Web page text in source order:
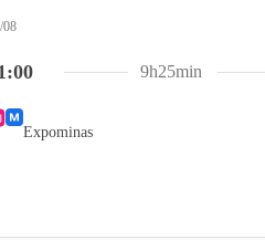
08
Expominas
9h25min